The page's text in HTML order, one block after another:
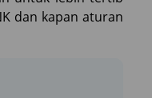
dan kapan aturan